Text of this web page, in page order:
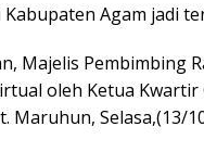
Agam jadi
Majelis Pembimbing
oleh Ketua Kwartir
Maruhun, Selasa,(13/